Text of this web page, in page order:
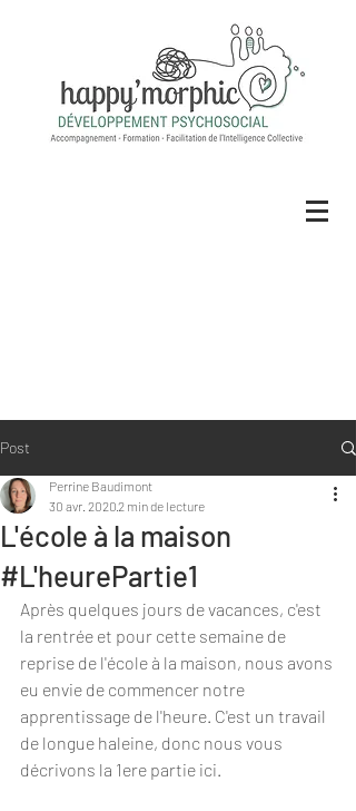
Post
L'école à la maison
#L'heurePartie1
Perrine Baudimont
30 avr. 20202 min de lecture
Après quelques jours de vacances, c'est
la rentrée et pour cette semaine de
reprise de l'école à la maison, nous avons
eu envie de commencer notre
apprentissage de l'heure. C'est un travail
de longue haleine, donc nous vous
décrivons la 1ere partie ici.